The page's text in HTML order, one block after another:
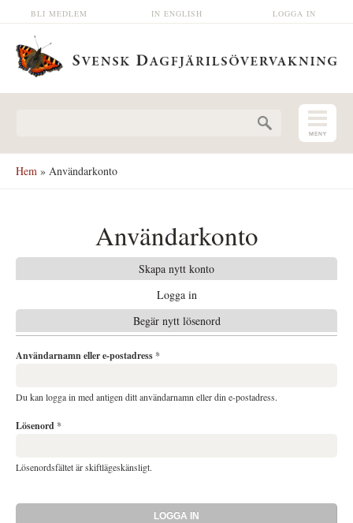
Hoppa till huvudinnehåll LOGGA IN
IN ENGLISH
BLI MEDLEM
Hem » Användarkonto
Användarkonto
Skapa nytt konto
Logga in(aktiv flik)
Begär nytt lösenord
Användarnamn eller e-postadress*
Du kan logga in med antigen ditt användarnamn eller din e-postadress.
Lösenord*
Lösenordsfältet är skiftlägeskänsligt.